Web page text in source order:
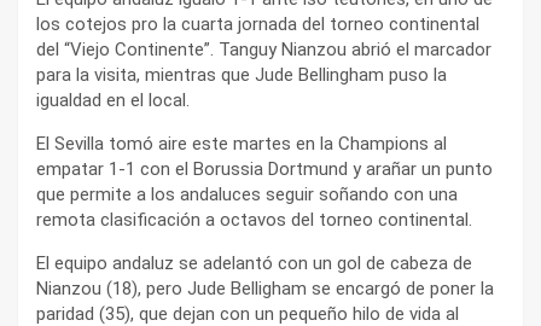
los cotejos pro la cuarta jornada del torneo continental
del “Viejo Continente”. Tanguy Nianzou abrió el marcador
para la visita, mientras que Jude Bellingham puso la
igualdad en el local.
El Sevilla tomó aire este martes en la Champions al
empatar 1-1 con el Borussia Dortmund y arañar un punto
que permite a los andaluces seguir soñando con una
remota clasificación a octavos del torneo continental.
El equipo andaluz se adelantó con un gol de cabeza de
Nianzou (18), pero Jude Belligham se encargó de poner la
paridad (35), que dejan con un pequeño hilo de vida al